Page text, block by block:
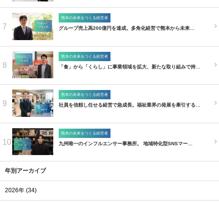
7
熊本の未来をつくる経営者
グループ売上高200億円を達成。多角化経営で熊本から未来…
8
熊本の未来をつくる経営者
「食」から「くらし」に事業領域を拡大、新たな取り組みで持…
9
熊本の未来をつくる経営者
社員を信頼し任せる経営で急成長。福祉業界の発展を牽引する…
10
熊本の未来をつくる経営者
九州唯一のインフルエンサー事務所。 地域特化型SNSマー…
年別アーカイブ
2026年 (34)